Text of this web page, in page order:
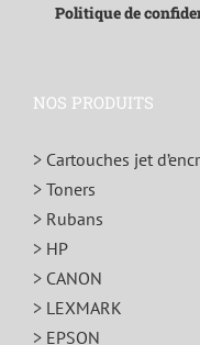
Politique de
NOS PRODUITS
> Cartouches jet
> Toners
> Rubans
> HP
> CANON
> LEXMARK
> EPSON